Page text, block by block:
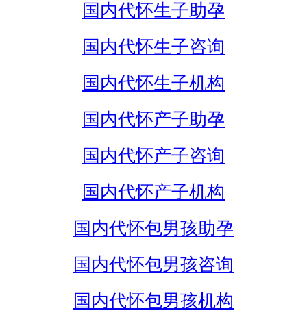
国内代怀生子助孕
国内代怀生子咨询
国内代怀生子机构
国内代怀产子助孕
国内代怀产子咨询
国内代怀产子机构
国内代怀包男孩助孕
国内代怀包男孩咨询
国内代怀包男孩机构